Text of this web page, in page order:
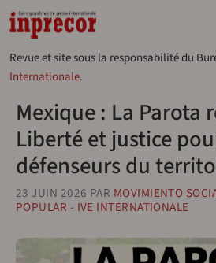
Aller au contenu principal
Revue et site sous la responsabilité du
Internationale.
Mexique : La Parota
Liberté et justice
défenseurs du
23 JUIN 2026 PAR MOVIMIENTO
POPULAR - IVE INTERNATIONALE